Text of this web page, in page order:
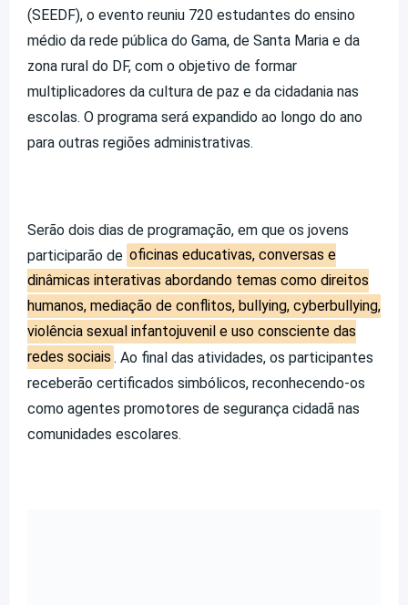
(SEEDF), o evento reuniu 720 estudantes do ensino
médio da rede pública do Gama, de Santa Maria e da
zona rural do DF, com o objetivo de formar
multiplicadores da cultura de paz e da cidadania nas
escolas. O programa será expandido ao longo do ano
para outras regiões administrativas.
Serão dois dias de programação, em que os jovens
participarão de oficinas educativas, conversas e
dinâmicas interativas abordando temas como direitos
humanos, mediação de conflitos, bullying, cyberbullying,
violência sexual infantojuvenil e uso consciente das
redes sociais . Ao final das atividades, os participantes
receberão certificados simbólicos, reconhecendo-os
como agentes promotores de segurança cidadã nas
comunidades escolares.